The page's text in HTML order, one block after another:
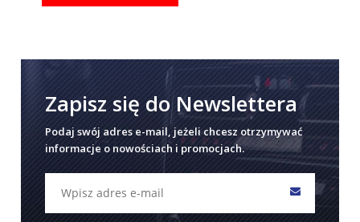
Zapisz się do Newslettera
Podaj swój adres e-mail, jeżeli chcesz otrzymywać
informacje o nowościach i promocjach.